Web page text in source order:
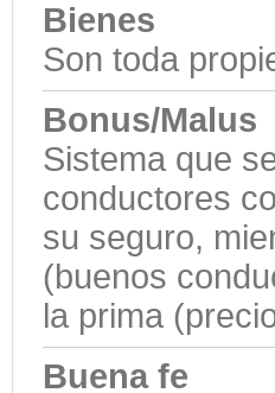
Bienes
Son toda
Bonus/Malus
Sistema que
conductores
su seguro,
(buenos
la prima
Buena fe